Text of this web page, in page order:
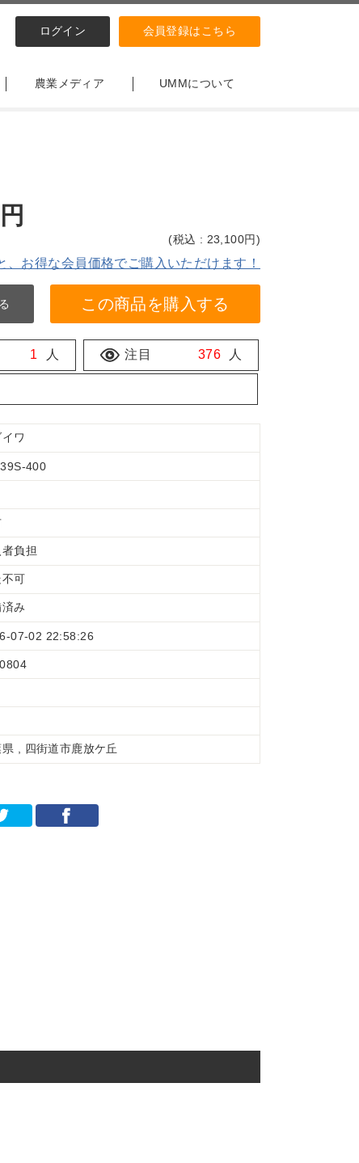
ログイン 会員登録はこちら
農業メディア UMMについて
円
(税込 : 23,100円)
、お得な会員価格でご購入いただけます！
この商品を購入する
1 人 注目 376 人
ワ
400
負担
不可
み
07-02 22:58:26
, 四街道市鹿放ケ丘